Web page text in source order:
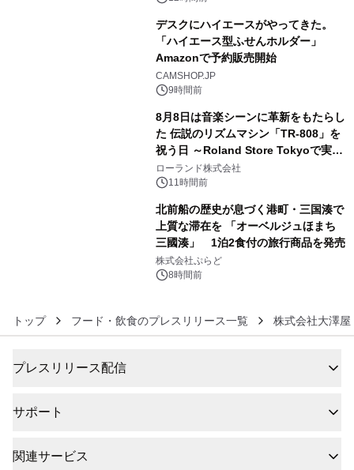
デスクにハイエースがやってきた。
「ハイエース型ふせんホルダー」
Amazonで予約販売開始
CAMSHOP.JP
9時間前
8月8日は音楽シーンに革新をもたらし
た 伝説のリズムマシン「TR-808」を
祝う日 ～Roland Store Tokyoで実機
を展示しての 記念キャンペーンを開
催 英国ラジオ「NTS」の 特別プログ
アーティストを フィーチャーしたアニ
メーションを公開～
ローランド株式会社
11時間前
北前船の歴史が息づく港町・三国湊で
上質な滞在を 「オーベルジュほまち
三國湊」 1泊2食付の旅行商品を発売
株式会社ぷらど
8時間前
トップ フード・飲食のプレスリリース一覧 株式会社大澤屋
プレスリリース配信
サポート
関連サービス